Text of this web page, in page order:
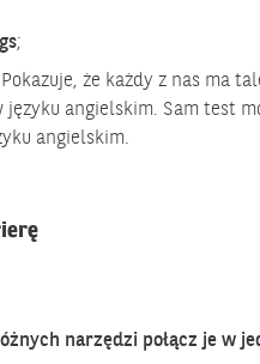
;
że każdy z nas ma
angielskim. Sam test
angielskim.
narzędzi połącz je w